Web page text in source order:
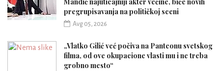
Mandić najuticajniji akter većine, biće novih
pregrupisavanja na političkoj sceni
Avg 05, 2026
„Vlatko Gilić već počiva na Panteonu svetskog
filma, od ove okupacione vlasti mu i ne treba
grobno mesto“